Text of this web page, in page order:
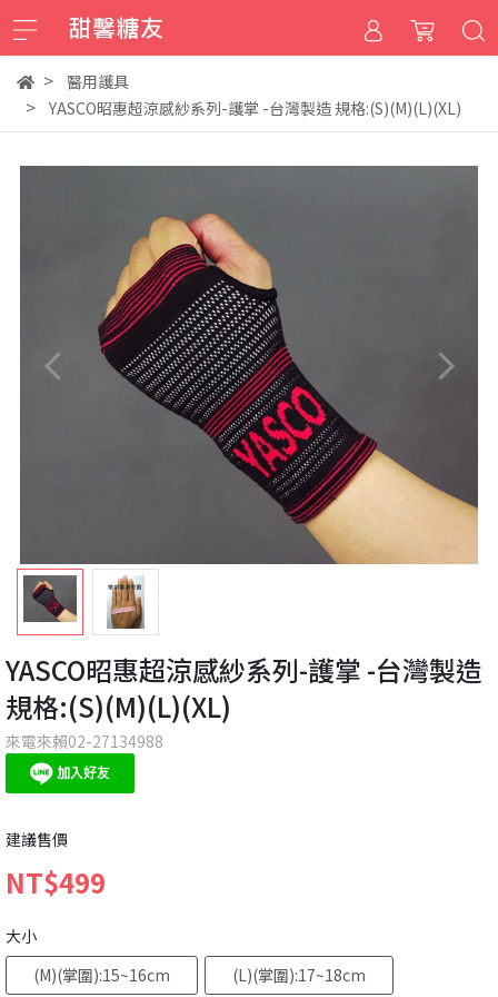
醫用護具
YASCO昭惠超涼感紗系列-護掌 -台灣製造 規格:(S)(M)(L)(XL)
YASCO昭惠超涼感紗系列-護掌 -台灣製造
規格:(S)(M)(L)(XL)
來電來賴02-27134988
建議售價
NT$499
大小
(M)(掌圍):15~16cm
(L)(掌圍):17~18cm